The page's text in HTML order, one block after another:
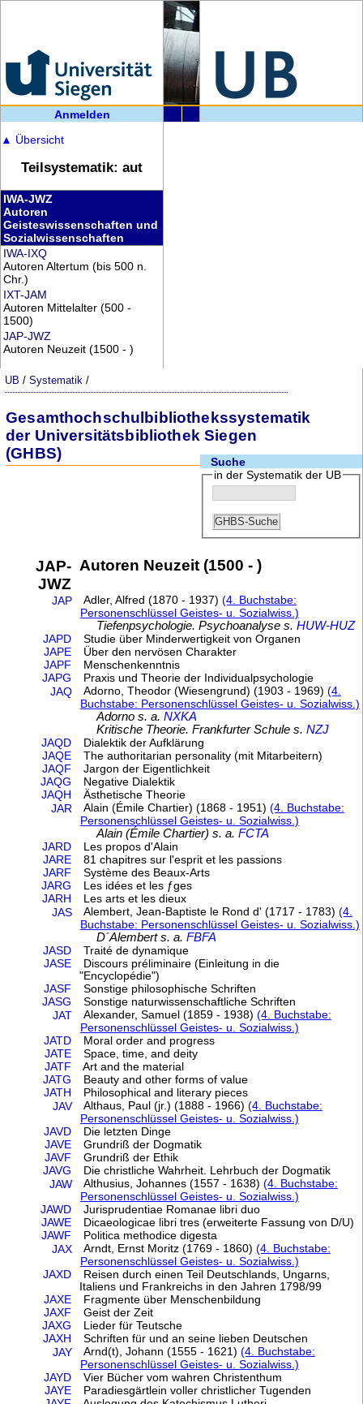
Anmelden
▲ Übersicht
Teilsystematik: aut
IWA-JWZ
Autoren
Geisteswissenschaften und
Sozialwissenschaften
IWA-IXQ
Autoren Altertum (bis 500 n.
Chr.)
IXT-JAM
Autoren Mittelalter (500 -
1500)
JAP-JWZ
Autoren Neuzeit (1500 - )
UB /Systematik /
Gesamthochschulbibliothekssystematik
der Universitätsbibliothek Siegen
(GHBS)
Suche
in der Systematik der UB
JAP-
JWZ
Autoren Neuzeit (1500 - )
JAP Adler, Alfred (1870 - 1937) (4. Buchstabe:
Personenschlüssel Geistes- u. Sozialwiss.)
Tiefenpsychologie. Psychoanalyse s. HUW-HUZ
JAPD
Studie über Minderwertigkeit von Organen
JAPE
Über den nervösen Charakter
JAPF
Menschenkenntnis
JAPG
Praxis und Theorie der Individualpsychologie
JAQ Adorno, Theodor (Wiesengrund) (1903 - 1969) (4.
Buchstabe: Personenschlüssel Geistes- u. Sozialwiss.)
Adorno s. a. NXKA
Kritische Theorie. Frankfurter Schule s. NZJ
JAQD
Dialektik der Aufklärung
JAQE
The authoritarian personality (mit Mitarbeitern)
JAQF
Jargon der Eigentlichkeit
JAQG
Negative Dialektik
JAQH
Ästhetische Theorie
JAR Alain (Émile Chartier) (1868 - 1951) (4. Buchstabe:
Personenschlüssel Geistes- u. Sozialwiss.)
Alain (Émile Chartier) s. a. FCTA
JARD
Les propos d'Alain
JARE
81 chapitres sur l'esprit et les passions
JARF
Système des Beaux-Arts
JARG
Les idées et les ƒges
JARH
Les arts et les dieux
JAS Alembert, Jean-Baptiste le Rond d' (1717 - 1783) (4.
Buchstabe: Personenschlüssel Geistes- u. Sozialwiss.)
D´Alembert s. a. FBFA
JASD
Traité de dynamique
JASE
Discours préliminaire (Einleitung in die
"Encyclopédie")
JASF
Sonstige philosophische Schriften
JASG
Sonstige naturwissenschaftliche Schriften
JAT Alexander, Samuel (1859 - 1938) (4. Buchstabe:
Personenschlüssel Geistes- u. Sozialwiss.)
JATD
Moral order and progress
JATE
Space, time, and deity
JATF
Art and the material
JATG
Beauty and other forms of value
JATH
Philosophical and literary pieces
JAV Althaus, Paul (jr.) (1888 - 1966) (4. Buchstabe:
Personenschlüssel Geistes- u. Sozialwiss.)
JAVD
Die letzten Dinge
JAVE
Grundriß der Dogmatik
JAVF
Grundriß der Ethik
JAVG
Die christliche Wahrheit. Lehrbuch der Dogmatik
JAW Althusius, Johannes (1557 - 1638) (4. Buchstabe:
Personenschlüssel Geistes- u. Sozialwiss.)
JAWD
Jurisprudentiae Romanae libri duo
JAWE
Dicaeologicae libri tres (erweiterte Fassung von D/U)
JAWF
Politica methodice digesta
JAX Arndt, Ernst Moritz (1769 - 1860) (4. Buchstabe:
Personenschlüssel Geistes- u. Sozialwiss.)
JAXD
Reisen durch einen Teil Deutschlands, Ungarns,
Italiens und Frankreichs in den Jahren 1798/99
JAXE
Fragmente über Menschenbildung
JAXF
Geist der Zeit
JAXG
Lieder für Teutsche
JAXH
Schriften für und an seine lieben Deutschen
JAY Arnd(t), Johann (1555 - 1621) (4. Buchstabe:
Personenschlüssel Geistes- u. Sozialwiss.)
JAYD
Vier Bücher vom wahren Christenthum
JAYE
Paradiesgärtlein voller christlicher Tugenden